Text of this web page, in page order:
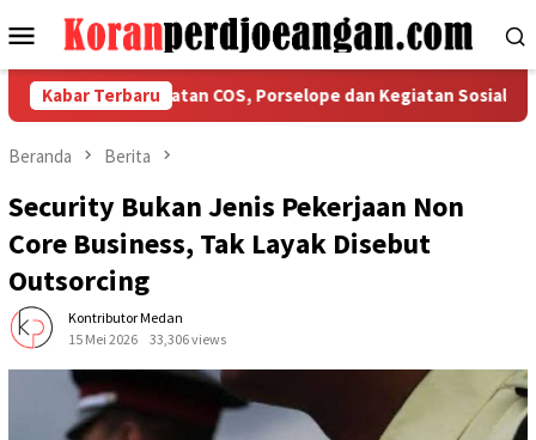
ke
Menu
Mobile
Kabar Terbaru
Ketaatan COS, Porselope dan Kegiatan Sosial Isu
Beranda Berita
Security Bukan Jenis Pekerjaan Non
Core Business, Tak Layak Disebut
Outsorcing
Kontributor Medan
15 Mei 2026
33,306 views